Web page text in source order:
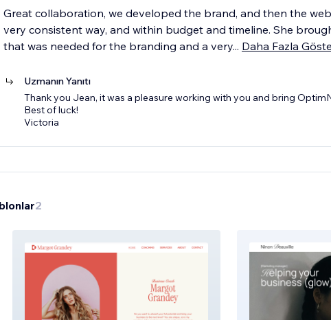
Great collaboration, we developed the brand, and then the
very consistent way, and within budget and timeline. She
that was needed for the branding and a very... Daha Fazla
Uzmanın Yanıtı
Thank you Jean, it was a pleasure working with you and bring
Best of luck!
Victoria
2